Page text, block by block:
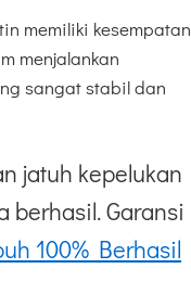
memiliki kesempatan
menjalankan
sangat stabil dan
jatuh kepelukan
berhasil. Garansi
100% Berhasil